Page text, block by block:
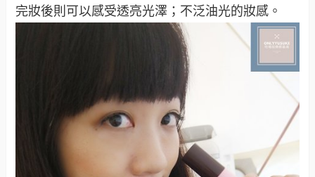
完妝後則可以感受透亮光澤；不泛油光的妝感。